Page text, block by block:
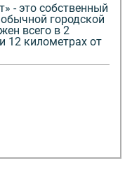
- это собственный
городской
всего в 2
12 километрах от